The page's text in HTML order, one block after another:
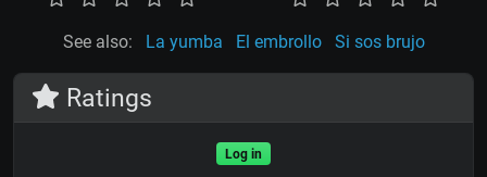
See also: La yumba El embrollo Si sos brujo
Ratings
Log in